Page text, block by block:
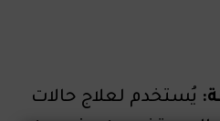
يُستخدم لعلاج حالات